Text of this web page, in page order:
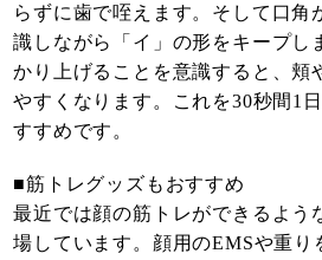
らずに歯で咥えます。そして口角
識しながら「イ」の形をキープし
かり上げることを意識すると、頬
やすくなります。これを30秒間1
すすめです。
■筋トレグッズもおすすめ
最近では顔の筋トレができるよう
場しています。顔用のEMSや重り